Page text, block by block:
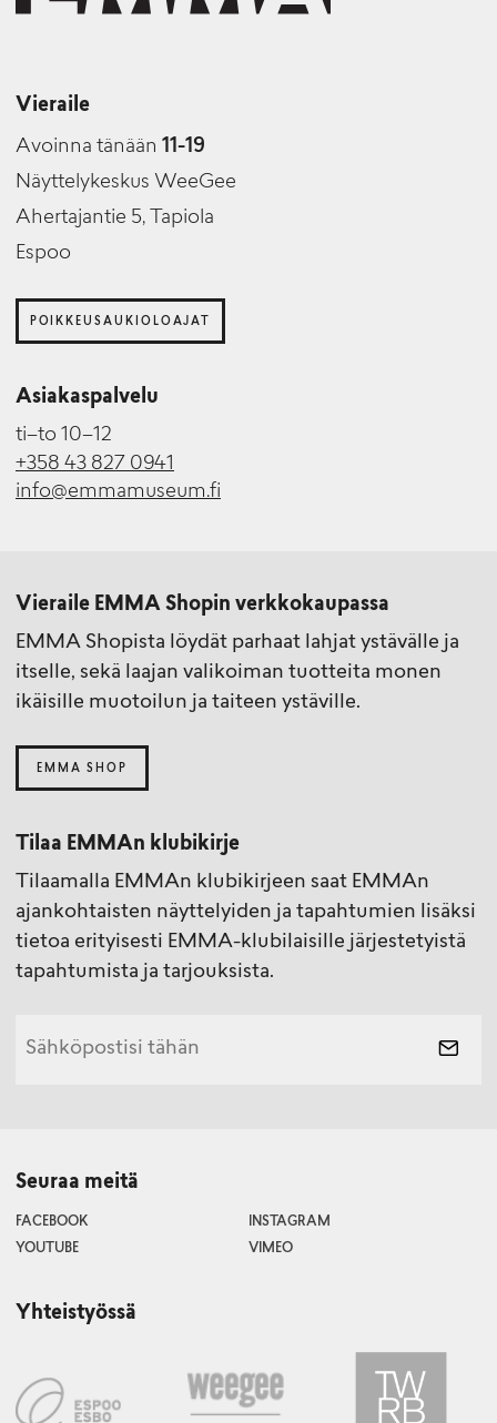
Vieraile
Avoinna tänään 11-19
Näyttelykeskus WeeGee
Ahertajantie 5, Tapiola
Espoo
POIKKEUSAUKIOLOAJAT
Asiakaspalvelu
ti–to 10–12
+358 43 827 0941
info@emmamuseum.fi
Vieraile EMMA Shopin verkkokaupassa
EMMA Shopista löydät parhaat lahjat ystävälle ja
itselle, sekä laajan valikoiman tuotteita monen
ikäisille muotoilun ja taiteen ystäville.
EMMA SHOP
Tilaa EMMAn klubikirje
Tilaamalla EMMAn klubikirjeen saat EMMAn
ajankohtaisten näyttelyiden ja tapahtumien lisäksi
tietoa erityisesti EMMA-klubilaisille järjestetyistä
tapahtumista ja tarjouksista.
Seuraa meitä
FACEBOOK
INSTAGRAM
YOUTUBE
VIMEO
Yhteistyössä